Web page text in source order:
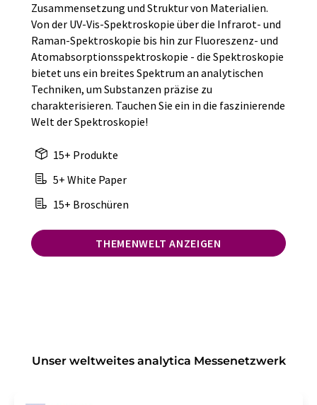
Zusammensetzung und Struktur von Materialien.
Von der UV-Vis-Spektroskopie über die Infrarot- und
Raman-Spektroskopie bis hin zur Fluoreszenz- und
Atomabsorptionsspektroskopie - die Spektroskopie
bietet uns ein breites Spektrum an analytischen
Techniken, um Substanzen präzise zu
charakterisieren. Tauchen Sie ein in die faszinierende
Welt der Spektroskopie!
15+ Produkte
5+ White Paper
15+ Broschüren
THEMENWELT ANZEIGEN
Unser weltweites analytica Messenetzwerk